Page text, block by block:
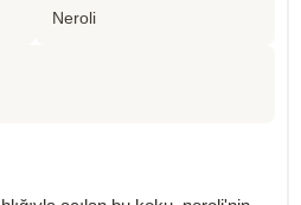
Neroli